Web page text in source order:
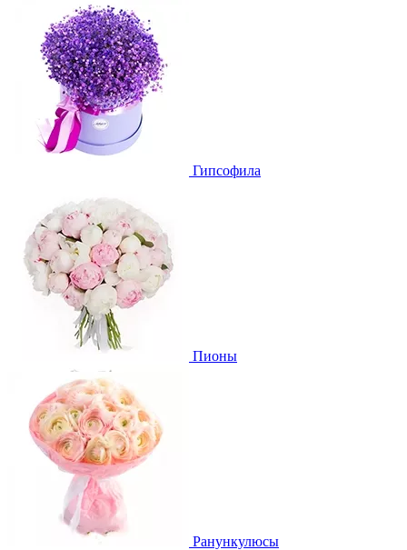
Гипсофила
Пионы
Ранункулюсы